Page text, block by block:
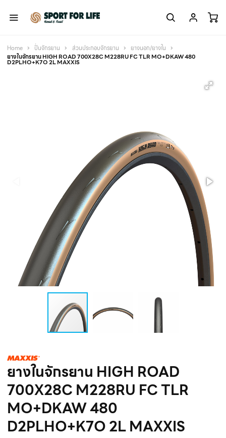
Home ปั่นจักรยาน ส่วนประกอบจักรยาน
ยางนอก/ยางใน
ยางในจักรยาน HIGH ROAD 700X28C M228RU FC TLR MO+DKAW 480
D2PLHO+K7O 2L MAXXIS
ยางในจักรยาน HIGH ROAD
700X28C M228RU FC TLR
MO+DKAW 480
D2PLHO+K7O 2L MAXXIS